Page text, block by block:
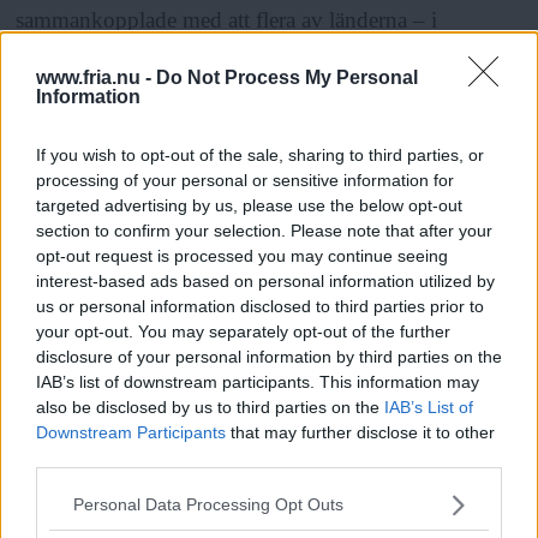
www.fria.nu - Do Not Process My Personal
Information
If you wish to opt-out of the sale, sharing to third parties, or
processing of your personal or sensitive information for
targeted advertising by us, please use the below opt-out
section to confirm your selection. Please note that after your
opt-out request is processed you may continue seeing
interest-based ads based on personal information utilized by
us or personal information disclosed to third parties prior to
your opt-out. You may separately opt-out of the further
disclosure of your personal information by third parties on the
IAB’s list of downstream participants. This information may
also be disclosed by us to third parties on the IAB’s List of
Downstream Participants that may further disclose it to other
Please note that this website/app uses one or more Google
Personal Data Processing Opt Outs
Läs Frias efterträdare!
Syreär Sveriges enda gröna dagstidning som
sammankopplade med att flera av länderna – i
synnerhet Saudiarabien, Förenade arabemiraten, Iran,
Qatar och Turkiet – alla har ambitionen att stärka sina
– De snabbt ökande vapeninköpen som görs av flera
länder i regionen riskerar att leda till en regional
kapprustning, säger Pieter Wezeman.
Han menar att de vapenexporterande länderna har visat
få tecken på att försöka kyla ned spänningarna i
regionen. I stället har den intensiva marknadsföringen
ANNONS